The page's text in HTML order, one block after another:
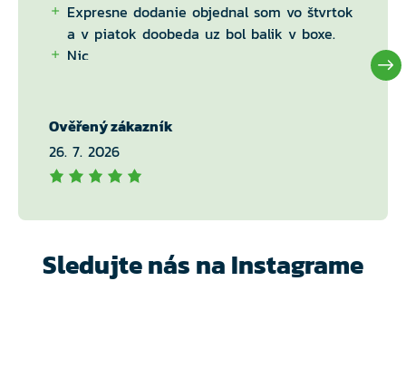
Expresne dodanie objednal som vo štvrtok
a v piatok doobeda uz bol balik v boxe.
Nic
Ověřený zákazník
26. 7. 2026
Sledujte nás na Instagrame